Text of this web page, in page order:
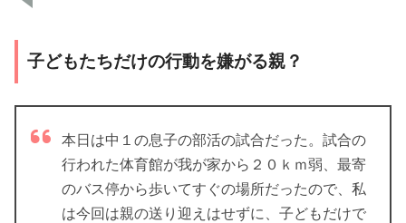
子どもたちだけの行動を嫌がる親？
本日は中１の息子の部活の試合だった。試合の
行われた体育館が我が家から２０ｋｍ弱、最寄
のバス停から歩いてすぐの場所だったので、私
は今回は親の送り迎えはせずに、子どもだけで